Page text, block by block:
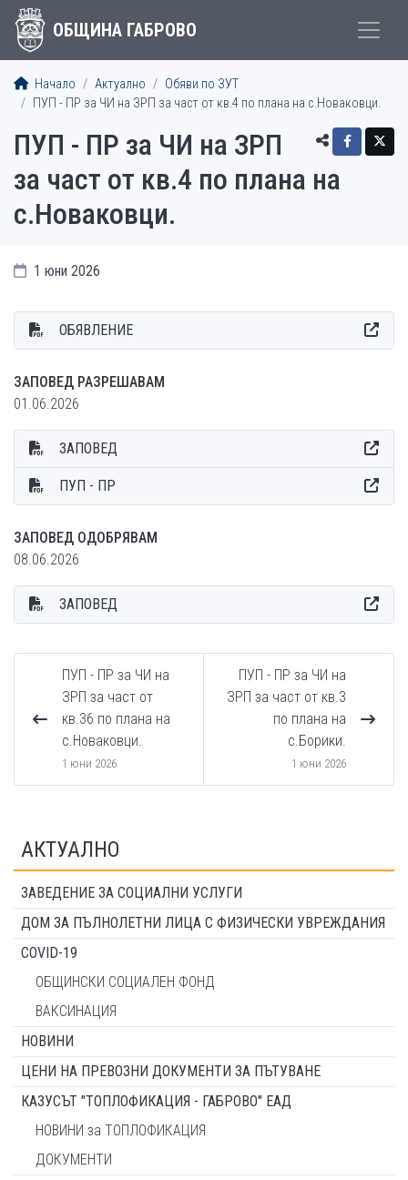
ОБЩИНА ГАБРОВО
Начало Актуално
Обяви по ЗУТ
ПУП - ПР за ЧИ на ЗРП за част от кв.4 по плана на с.Новаковци.
ПУП - ПР за ЧИ на ЗРП
за част от кв.4 по плана на
с.Новаковци.
1 юни 2026
ОБЯВЛЕНИЕ
ЗАПОВЕД РАЗРЕШАВАМ
01.06.2026
ЗАПОВЕД
ПУП - ПР
ЗАПОВЕД ОДОБРЯВАМ
08.06.2026
ЗАПОВЕД
ПУП - ПР за ЧИ на
ЗРП за част от
кв.36 по плана на
с.Новаковци.
1 юни 2026
ПУП - ПР за ЧИ на
ЗРП за част от кв.3
по плана на
с.Борики.
1 юни 2026
АКТУАЛНО
ЗАВЕДЕНИЕ ЗА СОЦИАЛНИ УСЛУГИ
ДОМ ЗА ПЪЛНОЛЕТНИ ЛИЦА С ФИЗИЧЕСКИ УВРЕЖДАНИЯ
COVID-19
ОБЩИНСКИ СОЦИАЛЕН ФОНД
ВАКСИНАЦИЯ
НОВИНИ
ЦЕНИ НА ПРЕВОЗНИ ДОКУМЕНТИ ЗА ПЪТУВАНЕ
КАЗУСЪТ "ТОПЛОФИКАЦИЯ - ГАБРОВО" ЕАД
НОВИНИ за ТОПЛОФИКАЦИЯ
ДОКУМЕНТИ